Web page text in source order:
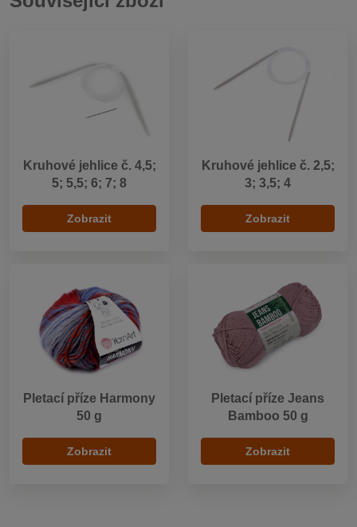
Kruhové jehlice č. 4,5;
5; 5,5; 6; 7; 8
Zobrazit
Kruhové jehlice č. 2,5;
3; 3,5; 4
Zobrazit
Pletací příze Harmony
50 g
Zobrazit
Pletací příze Jeans
Bamboo 50 g
Zobrazit